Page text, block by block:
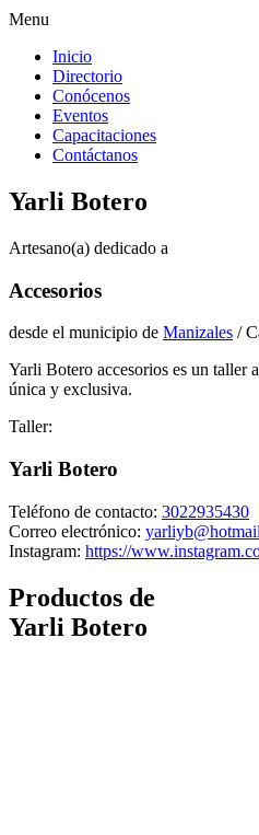
Menu
Inicio
Directorio
Conócenos
Eventos
Capacitaciones
Contáctanos
Yarli Botero
Artesano(a) dedicado a
Accesorios
desde el municipio de Manizales /
Yarli Botero accesorios es un taller
única y exclusiva.
Taller:
Yarli Botero
Teléfono de contacto: 3022935430
Correo electrónico:
Instagram: https://
Productos de
Yarli Botero